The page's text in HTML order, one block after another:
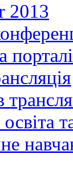
2013
порталі